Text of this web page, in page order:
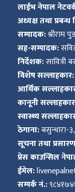
लाईभ नेपाल
अध्यक्ष तथा प्रबन्ध
सम्पादक:श्रीराम
सह-सम्पादक:
निर्देशक:सावित्री
विशेष सल्लाहकार:
आर्थिक
कानूनी
स्वास्थ्य
ठेगाना:बसुन्धारा-
सूचना तथा
प्रेस काउन्सिल
ईमेल:
सम्पर्क नं.: